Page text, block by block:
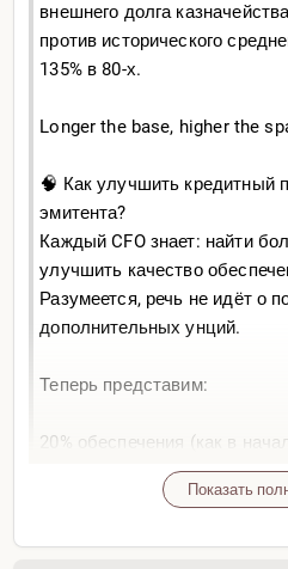
внешнего долга
против исторического
135% в 80-х.
Longer the base, higher the
🧠 Как улучшить кредитный
эмитента?
Каждый CFO знает: найти
улучшить качество
Разумеется, речь не идёт о
дополнительных унций.
Теперь представим:
20% обеспечения (как в
Показать